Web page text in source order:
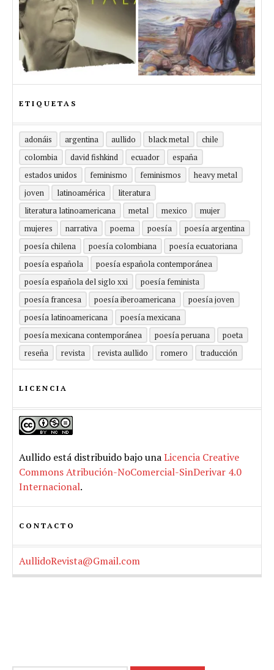
ETIQUETAS
adonáis argentina aullido black metal
chile
colombia
david fishkind ecuador
españa
estados unidos
feminismo feminismos
heavy metal
joven
latinoamérica
literatura
literatura latinoamericana
metal mexico
mujer
mujeres
narrativa poema poesía
poesía argentina
poesía chilena
poesía colombiana
poesía ecuatoriana
poesía española
poesía española contemporánea
poesía española del siglo xxi
poesía feminista
poesía francesa
poesía iberoamericana
poesía joven
poesía latinoamericana
poesía mexicana
poesía mexicana contemporánea
poesía peruana
poeta
reseña
revista revista aullido romero traducción
LICENCIA
Aullido está distribuido bajo unaLicencia Creative
Commons Atribución-NoComercial-SinDerivar 4.0
Internacional.
CONTACTO
AullidoRevista@Gmail.com